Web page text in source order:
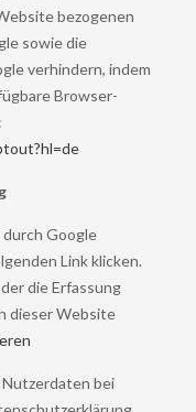
bezogenen
sowie die
verhindern, indem
Browser-
Google
Link klicken.
die Erfassung
dieser Website
bei